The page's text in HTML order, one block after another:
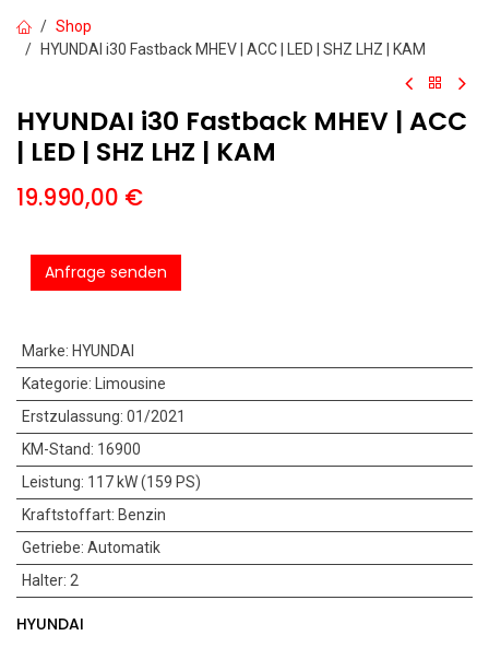
Shop
HYUNDAI i30 Fastback MHEV | ACC | LED | SHZ LHZ | KAM
HYUNDAI i30 Fastback MHEV | ACC
| LED | SHZ LHZ | KAM
19.990,00 €
Anfrage senden
Marke: HYUNDAI
Kategorie: Limousine
Erstzulassung: 01/2021
KM-Stand: 16900
Leistung: 117 kW (159 PS)
Kraftstoffart: Benzin
Getriebe: Automatik
Halter: 2
HYUNDAI